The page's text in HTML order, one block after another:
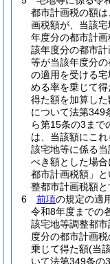
都市計画税の額
画税額が、当該
年度分の都市計
該年度分の都市
等が当該年度分
の適用を受ける
める率を乗じて
得た額を加算した
について法第349
ら第15条の3まで
は、当該額にこ
該宅地等に係る
べき額とした場
都市計画税額」と
整都市計画税額と
6
前項の規定の適
令和8年度までの
該宅地等調整都
度分の都市計画
乗じて得た額(当
いて法第349条の3